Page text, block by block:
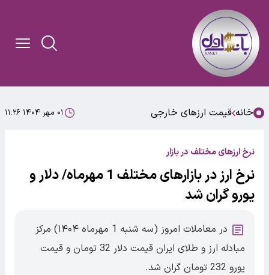
خانه قیمت ارزهای خارجی ۰۱ مهر ۱۴۰۴ ۱۱:۲۶
نرخ ارزهای مختلف در بازار
نرخ ارز در بازارهای مختلف 1 مهرماه/ دلار و
یورو گران شد
در معاملات امروز (سه شنبه 1 مهرماه ۱۴۰۴) مرکز
مبادله ارز و طلای ایران قیمت دلار 32 تومان و قیمت
یورو 232 تومان گران شد.